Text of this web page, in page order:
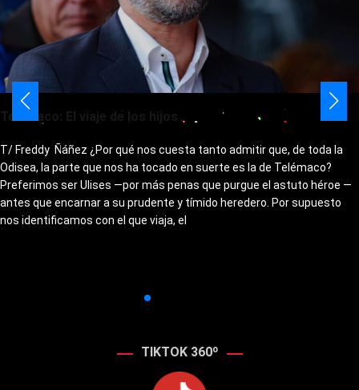
Telémaco: El viaje de los hijos
T/ Freddy Ñáñez ¿Por qué nos cuesta tanto admitir que, de toda la
Odisea, la parte que nos ha tocado en suerte es la de Telémaco?
Preferimos ser Ulises —por más penas que purgue el astuto héroe —
antes que encarnar a su prudente y tímido heredero. Por supuesto
nos identificamos con el que viaja, el
TIKTOK 360º